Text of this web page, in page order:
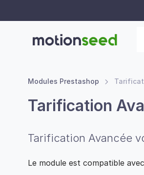
Modules Prestashop
Tarification
Tarification Avancée
Le module est compatible